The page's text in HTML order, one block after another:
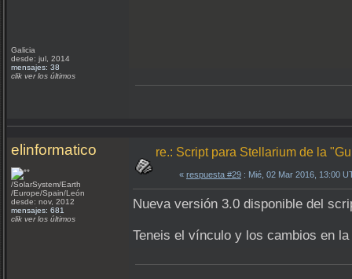
Galicia
desde: jul, 2014
mensajes: 38
clik ver los últimos
elinformatico
/SolarSystem/Earth
/Europe/Spain/León
desde: nov, 2012
mensajes: 681
clik ver los últimos
re.: Script para Stellarium de la
« respuesta #29 : Mié, 02 Mar 2016, 13:00
Nueva versión 3.0 disponible del
Teneis el vínculo y los cambios en